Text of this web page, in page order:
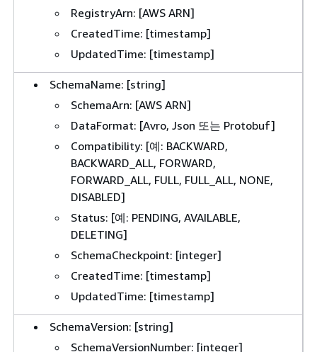
RegistryArn: [AWS ARN]
CreatedTime: [timestamp]
UpdatedTime: [timestamp]
SchemaName: [string]
SchemaArn: [AWS ARN]
DataFormat: [Avro, Json 또는 Protobuf]
Compatibility: [예: BACKWARD,
BACKWARD_ALL, FORWARD,
FORWARD_ALL, FULL, FULL_ALL, NONE,
DISABLED]
Status: [예: PENDING, AVAILABLE,
DELETING]
SchemaCheckpoint: [integer]
CreatedTime: [timestamp]
UpdatedTime: [timestamp]
SchemaVersion: [string]
SchemaVersionNumber: [integer]